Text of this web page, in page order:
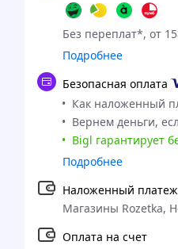
Без переплат*, от
Подробнее
Безопасная оплата
Как наложенный
Вернем деньги,
Bigl гарантирует
Подробнее
Наложенный платеж
Магазины Rozetka,
Оплата на счет